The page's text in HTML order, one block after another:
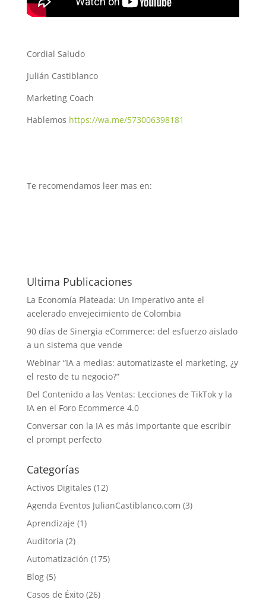
Cordial Saludo
Julián Castiblanco
Marketing Coach
Hablemos https://wa.me/573006398181
Te recomendamos leer mas en:
Ultima Publicaciones
La Economía Plateada: Un Imperativo ante el
acelerado envejecimiento de Colombia
90 días de Sinergia eCommerce: del esfuerzo aislado
a un sistema que vende
Webinar “IA a medias: automatizaste el marketing, ¿y
el resto de tu negocio?”
Del Contenido a las Ventas: Lecciones de TikTok y la
IA en el Foro Ecommerce 4.0
Conversar con la IA es más importante que escribir
el prompt perfecto
Categorías
Activos Digitales (12)
Agenda Eventos JulianCastiblanco.com (3)
Aprendizaje (1)
Auditoria (2)
Automatización (175)
Blog(5)
Casos de Éxito(26)